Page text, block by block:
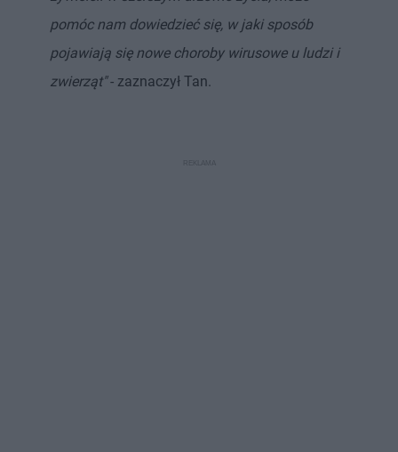
pomóc nam dowiedzieć się, w jaki sposób
pojawiają się nowe choroby wirusowe u ludzi i
zwierząt"- zaznaczył Tan.